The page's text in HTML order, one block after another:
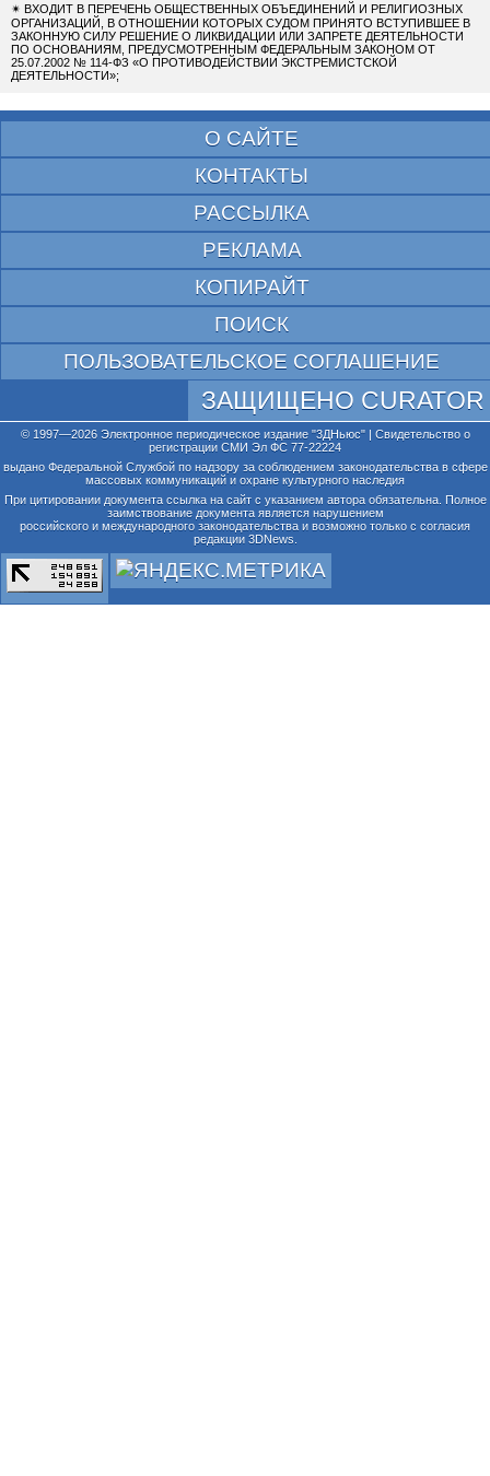
✴ ВХОДИТ В ПЕРЕЧЕНЬ ОБЩЕСТВЕННЫХ ОБЪЕДИНЕНИЙ И РЕЛИГИОЗНЫХ
ОРГАНИЗАЦИЙ, В ОТНОШЕНИИ КОТОРЫХ СУДОМ ПРИНЯТО ВСТУПИВШЕЕ В
ЗАКОННУЮ СИЛУ РЕШЕНИЕ О ЛИКВИДАЦИИ ИЛИ ЗАПРЕТЕ ДЕЯТЕЛЬНОСТИ
ПО ОСНОВАНИЯМ, ПРЕДУСМОТРЕННЫМ ФЕДЕРАЛЬНЫМ ЗАКОНОМ ОТ
25.07.2002 № 114-ФЗ «О ПРОТИВОДЕЙСТВИИ ЭКСТРЕМИСТСКОЙ
ДЕЯТЕЛЬНОСТИ»;
О САЙТЕ
КОНТАКТЫ
РАССЫЛКА
РЕКЛАМА
КОПИРАЙТ
ПОИСК
ПОЛЬЗОВАТЕЛЬСКОЕ СОГЛАШЕНИЕ
ЗАЩИЩЕНО CURATOR
© 1997—2026 Электронное периодическое издание "3ДНьюс" | Свидетельство о
регистрации СМИ Эл ФС 77-22224
выдано Федеральной Службой по надзору за соблюдением законодательства в сфере
массовых коммуникаций и охране культурного наследия
При цитировании документа ссылка на сайт с указанием автора обязательна. Полное
заимствование документа является нарушением
российского и международного законодательства и возможно только с согласия
редакции 3DNews.